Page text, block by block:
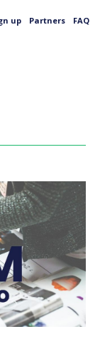
up Partners FAQ